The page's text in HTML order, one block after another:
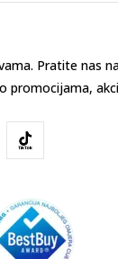
Pratite nas
promocijama,